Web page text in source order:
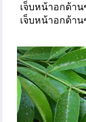
เจ็บหน้าอกด้าน
เจ็บหน้าอกด้าน